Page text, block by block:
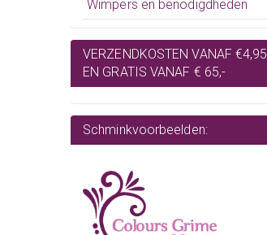
Wimpers en benodigdheden
VERZENDKOSTEN VANAF €4,95
EN GRATIS VANAF € 65,-
Schminkvoorbeelden: